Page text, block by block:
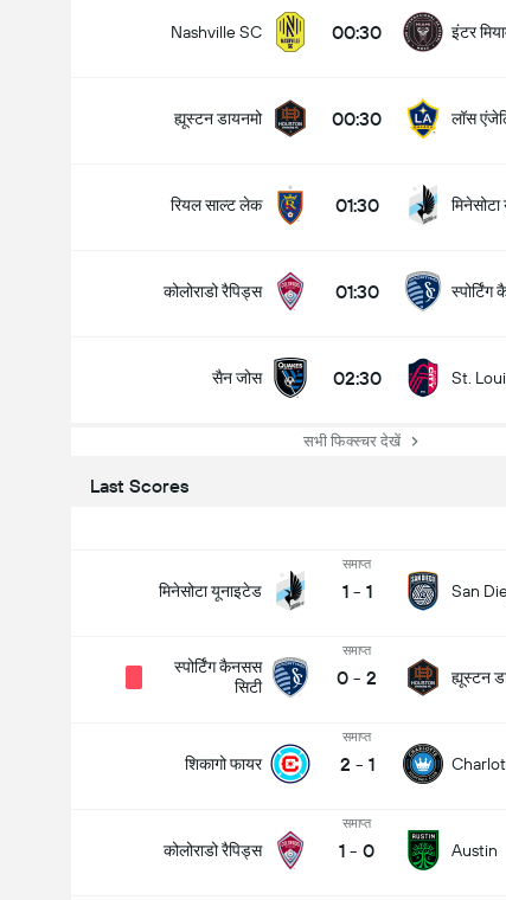
Nashville SC 00:30 इंटर
ह्यूस्टन डायनमो 00:30 लॉस
रियल साल्ट लेक 01:30
कोलोराडो रैपिड्स 01:30
सैन जोस 02:30 St.
सभी फिक्स्चर देखें
Last Scores
मिनेसोटा यूनाइटेड
समाप्त
1 - 1 San
स्पोर्टिंग कैनसस
सिटी
समाप्त
0 - 2 ह्यूस्टन
शिकागो फायर
समाप्त
2 - 1
कोलोराडो रैपिड्स
समाप्त
1 - 0 Austin